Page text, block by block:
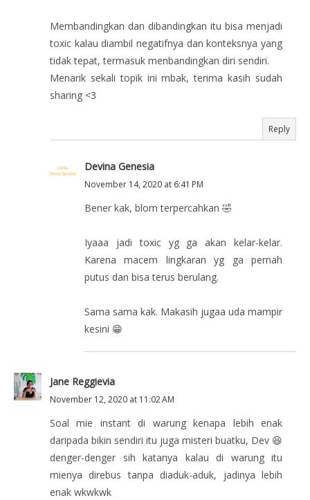
Membandingkan dan dibandingkan itu bisa menjadi
toxic kalau diambil negatifnya dan konteksnya yang
tidak tepat, termasuk menbandingkan diri sendiri.
Menarik sekali topik ini mbak, terima kasih sudah
sharing <3
Reply
Devina Genesia
November 14, 2020 at 6:41 PM
Bener kak, blom terpercahkan 🤣
Iyaaa jadi toxic yg ga akan kelar-kelar.
Karena macem lingkaran yg ga pernah
putus dan bisa terus berulang.
Sama sama kak. Makasih jugaa uda mampir
kesini 😁
Jane Reggievia
November 12, 2020 at 11:02 AM
Soal mie instant di warung kenapa lebih enak
daripada bikin sendiri itu juga misteri buatku, Dev 😆
denger-denger sih katanya kalau di warung itu
mienya direbus tanpa diaduk-aduk, jadinya lebih
enak wkwkwk